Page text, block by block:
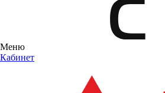
Меню
Кабинет